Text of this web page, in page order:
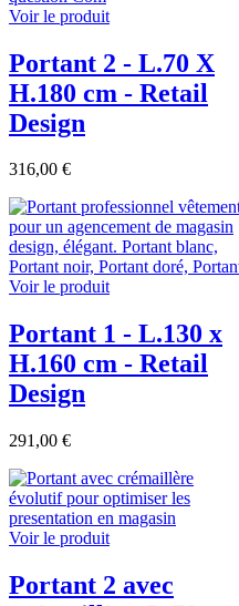
Voir le produit
Portant 2 - L.70 X
H.180 cm - Retail
Design
316,00 €
Voir le produit
Portant 1 - L.130 x
H.160 cm - Retail
Design
291,00 €
Voir le produit
Portant 2 avec